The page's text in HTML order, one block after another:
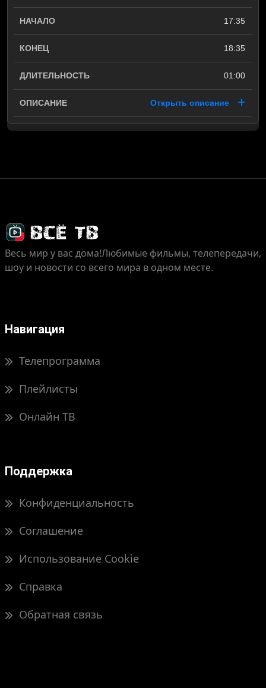
17:35
18:35
01:00
Открыть описание
Весь мир у вас дома!Любимые фильмы, телепередачи,
шоу и новости со всего мира в одном месте.
Навигация
Телепрограмма
Плейлисты
Онлайн ТВ
Поддержка
Конфиденциальность
Соглашение
Использование Cookie
Справка
Обратная связь